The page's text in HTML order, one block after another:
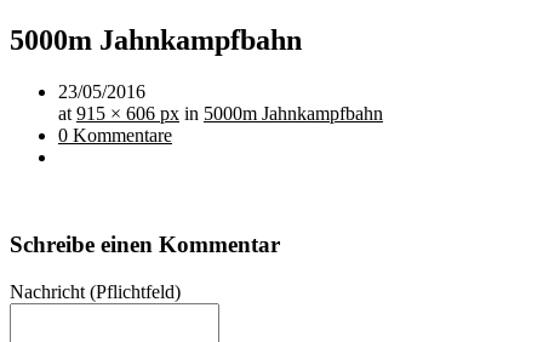
5000m Jahnkampfbahn
23/05/2016
at 915 × 606 px in 5000m Jahnkampfbahn
0 Kommentare
Schreibe einen Kommentar
Nachricht (Pflichtfeld)